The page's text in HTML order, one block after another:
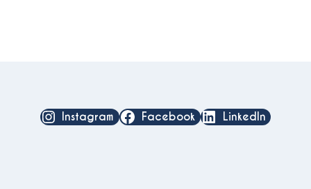
Instagram Facebook LinkedIn